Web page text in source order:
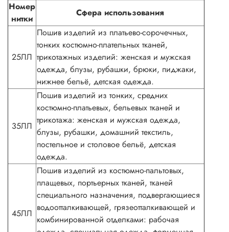
Номер
нитки
Сфера использования
25ЛЛ
Пошив изделий из платьево-сорочечных,
тонких костюмно-плательных тканей,
трикотажных изделий: женская и мужская
одежда, блузы, рубашки, брюки, пиджаки,
нижнее бельё, детская одежда.
35ЛЛ
Пошив изделий из тонких, средних
костюмно-платьевых, бельевых тканей и
трикотажа: женская и мужская одежда,
блузы, рубашки, домашний текстиль,
постельное и столовое бельё, детская
одежда.
45ЛЛ
Пошив изделий из костюмно-пальтовых,
плащевых, портьерных тканей, тканей
специального назначения, подвергающиеся
водоотталкивающей, грязеотталкивающей и
комбинированной отделками: рабочая